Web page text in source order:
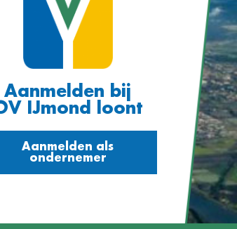
Aanmelden bij
IJmond loont
Aanmelden als
ondernemer